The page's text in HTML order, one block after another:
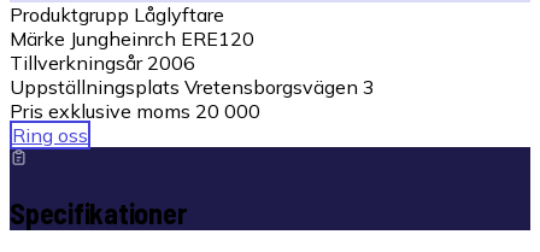
Produktgrupp Låglyftare
Märke Jungheinrch ERE120
Tillverkningsår 2006
Uppställningsplats Vretensborgsvägen 3
Pris exklusive moms 20 000
Ring oss
Specifikationer